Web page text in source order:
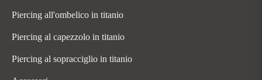
Piercing all'ombelico in titanio
Piercing al capezzolo in titanio
Piercing al sopracciglio in titanio